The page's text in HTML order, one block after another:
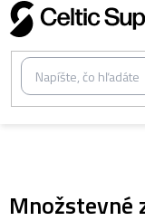
Prejsť
na
obsah
Množstevné